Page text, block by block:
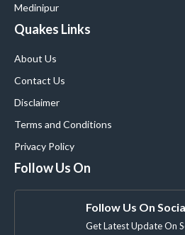
Medinipur
Quakes Links
About Us
Contact Us
Disclaimer
Terms and Conditions
Privacy Policy
Follow Us On
Follow Us On
Get Latest Update On